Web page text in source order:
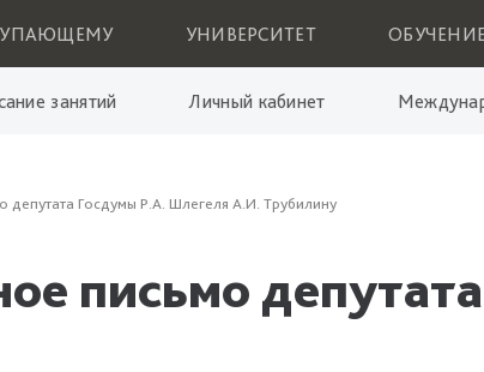
УНИВЕРСИТЕТ ОБУЧЕНИЕ
занятий Личный кабинет
депутата Госдумы Р.А. Шлегеля А.И. Трубилину
письмо